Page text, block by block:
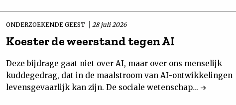
ONDERZOEKENDE GEEST 28 juli 2026
Koester de weerstand tegen AI
Deze bijdrage gaat niet over AI, maar over ons menselijk
kuddegedrag, dat in de maalstroom van AI-ontwikkelingen
levensgevaarlijk kan zijn. De sociale wetenschap...